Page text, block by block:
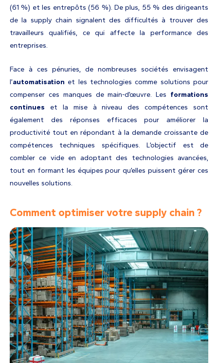
(61 %) et les entrepôts (56 %). De plus, 55 % des dirigeants
de la supply chain signalent des difficultés à trouver des
travailleurs qualifiés, ce qui affecte la performance des
entreprises.
Face à ces pénuries, de nombreuses sociétés envisagent
l’automatisation et les technologies comme solutions pour
compenser ces manques de main-d’œuvre. Les formations
continues et la mise à niveau des compétences sont
également des réponses efficaces pour améliorer la
productivité tout en répondant à la demande croissante de
compétences techniques spécifiques. L’objectif est de
combler ce vide en adoptant des technologies avancées,
tout en formant les équipes pour qu’elles puissent gérer ces
nouvelles solutions.
Comment optimiser votre supply chain ?